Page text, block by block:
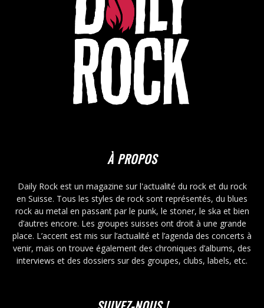
À PROPOS
Daily Rock est un magazine sur l'actualité du rock et du rock
en Suisse. Tous les styles de rock sont représentés, du blues
rock au metal en passant par le punk, le stoner, le ska et bien
d’autres encore. Les groupes suisses ont droit à une grande
place. L’accent est mis sur l’actualité et l’agenda des concerts à
venir, mais on trouve également des chroniques d’albums, des
interviews et des dossiers sur des groupes, clubs, labels, etc.